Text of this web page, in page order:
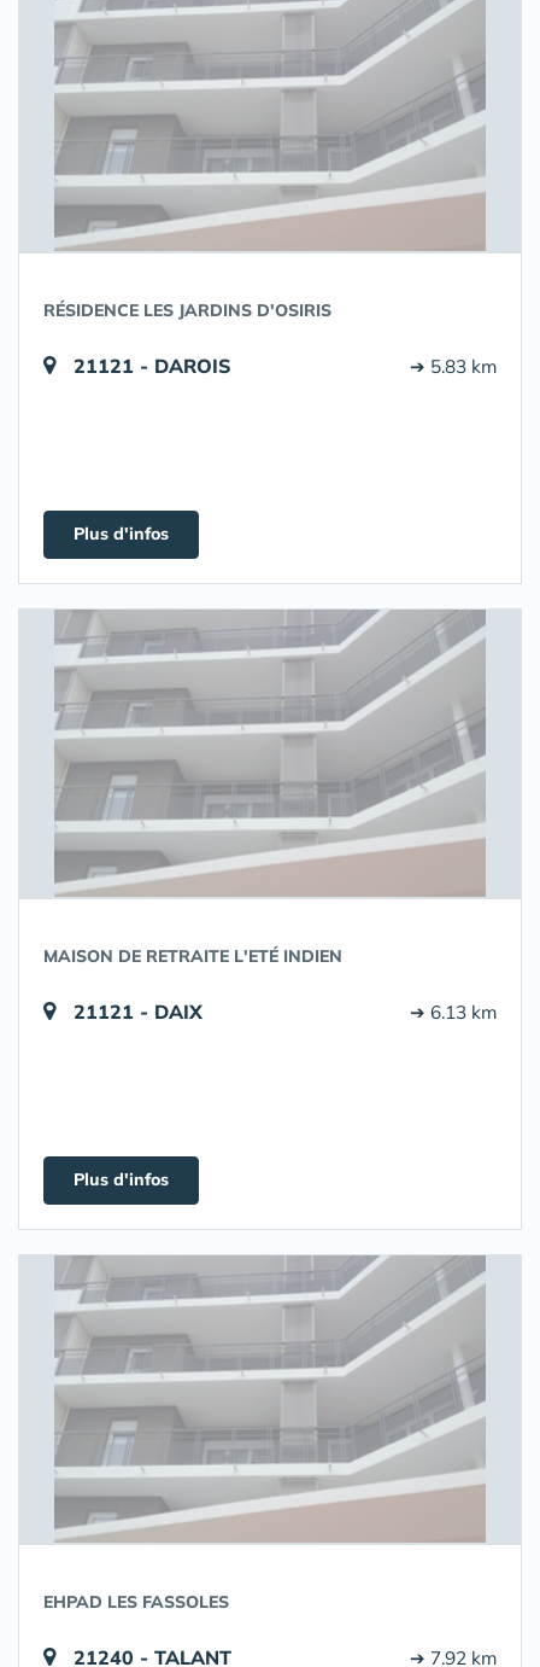
RÉSIDENCE LES JARDINS D'OSIRIS
21121 - DAROIS ➔ 5.83 km
Plus d'infos
MAISON DE RETRAITE L'ETÉ INDIEN
21121 - DAIX ➔ 6.13 km
Plus d'infos
EHPAD LES FASSOLES
21240 - TALANT ➔ 7.92 km